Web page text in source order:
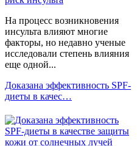
На процесс возникновения
инсульта влияют многие
факторы, но недавно ученые
исследовали степень влияния
еще одной...
Доказана эффективность SPF-
диеты в качес…